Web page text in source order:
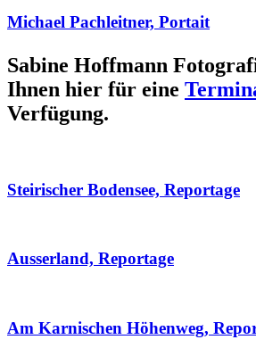
Michael Pachleitner, Portait
Sabine Hoffmann
Ihnen hier für eine
Verfügung.
Steirischer Bodensee, Reportage
Ausserland, Reportage
Am Karnischen Höhenweg,